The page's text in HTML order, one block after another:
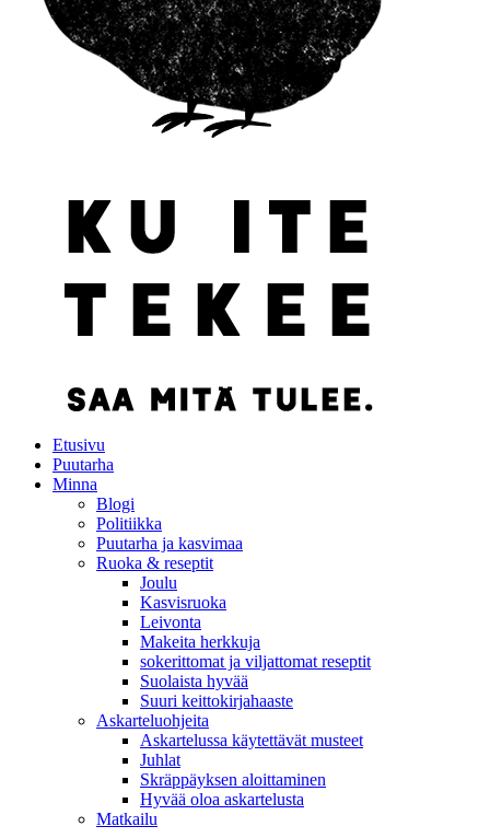
Etusivu
Puutarha
Minna
Blogi
Politiikka
Puutarha ja kasvimaa
Ruoka & reseptit
Joulu
Kasvisruoka
Leivonta
Makeita herkkuja
sokerittomat ja viljattomat reseptit
Suolaista hyvää
Suuri keittokirjahaaste
Askarteluohjeita
Askartelussa käytettävät musteet
Juhlat
Skräppäyksen aloittaminen
Hyvää oloa askartelusta
Matkailu